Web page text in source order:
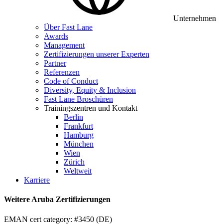
Unternehmen
Über Fast Lane
Awards
Management
Zertifizierungen unserer Experten
Partner
Referenzen
Code of Conduct
Diversity, Equity & Inclusion
Fast Lane Broschüren
Trainingszentren und Kontakt
Berlin
Frankfurt
Hamburg
München
Wien
Zürich
Weltweit
Karriere
Weitere Aruba Zertifizierungen
EMAN cert category: #3450 (DE)